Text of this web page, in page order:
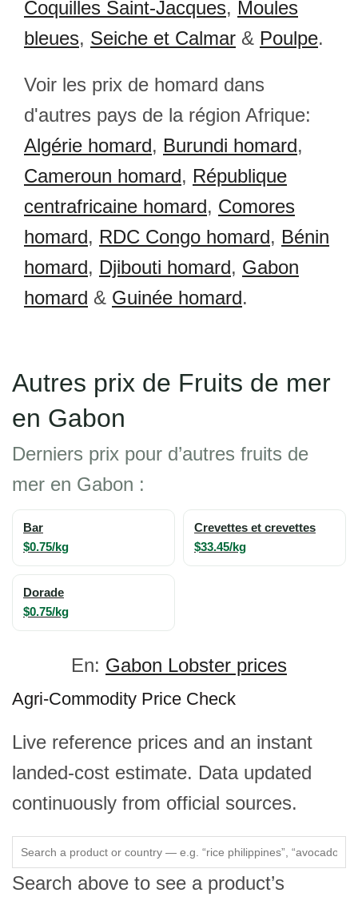
Coquilles Saint-Jacques, Moules
bleues, Seiche et Calmar & Poulpe.
Voir les prix de homard dans
d'autres pays de la région Afrique:
Algérie homard, Burundi homard,
Cameroun homard, République
centrafricaine homard, Comores
homard, RDC Congo homard, Bénin
homard, Djibouti homard, Gabon
homard & Guinée homard.
Autres prix de Fruits de mer
en Gabon
Derniers prix pour d’autres fruits de
mer en Gabon :
Bar
$0.75/kg
Crevettes et crevettes
$33.45/kg
Dorade
$0.75/kg
En: Gabon Lobster prices
Agri-Commodity Price Check
Live reference prices and an instant
landed-cost estimate. Data updated
continuously from official sources.
Search above to see a product’s